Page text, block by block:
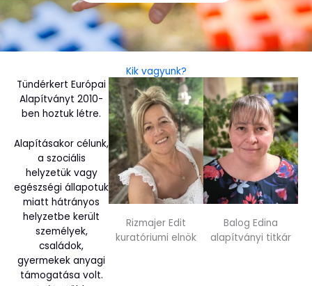
Kik vagyunk?
Tündérkert Európai
Alapítványt 2010-
ben hoztuk létre.
Alapításakor célunk,
a szociális
helyzetük vagy
egészségi állapotuk
miatt hátrányos
helyzetbe került
személyek,
családok,
gyermekek anyagi
támogatása volt.
Rizmajer Edit
kuratóriumi elnök
Balog Edina
alapítványi titkár